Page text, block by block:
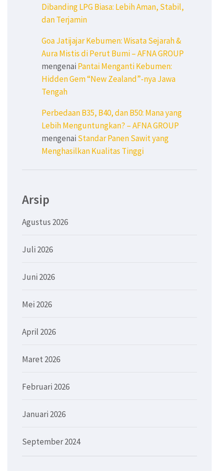
Dibanding LPG Biasa: Lebih Aman, Stabil,
dan Terjamin
Goa Jatijajar Kebumen: Wisata Sejarah &
Aura Mistis di Perut Bumi – AFNA GROUP
mengenai Pantai Menganti Kebumen:
Hidden Gem “New Zealand”-nya Jawa
Tengah
Perbedaan B35, B40, dan B50: Mana yang
Lebih Menguntungkan? – AFNA GROUP
mengenai Standar Panen Sawit yang
Menghasilkan Kualitas Tinggi
Arsip
Agustus 2026
Juli 2026
Juni 2026
Mei 2026
April 2026
Maret 2026
Februari 2026
Januari 2026
September 2024